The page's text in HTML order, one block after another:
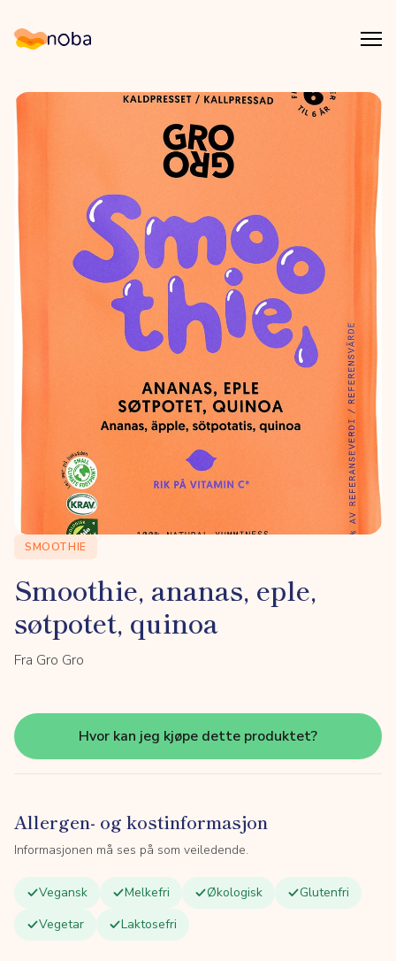
Noba
SMOOTHIE
Smoothie, ananas, eple,
søtpotet, quinoa
Fra Gro Gro
Hvor kan jeg kjøpe dette produktet?
Allergen- og kostinformasjon
Informasjonen må ses på som veiledende.
Vegansk Melkefri Økologisk
Glutenfri
Vegetar
Laktosefri